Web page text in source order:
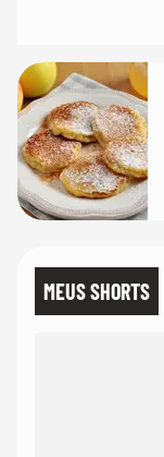
MEUS SHORTS